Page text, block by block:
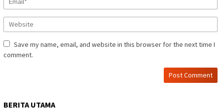
Save my name, email, and website in this browser for the next time I
comment.
BERITA UTAMA